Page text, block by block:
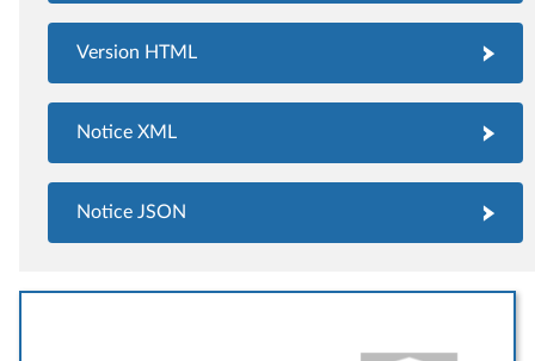
Version HTML
Notice XML
Notice JSON